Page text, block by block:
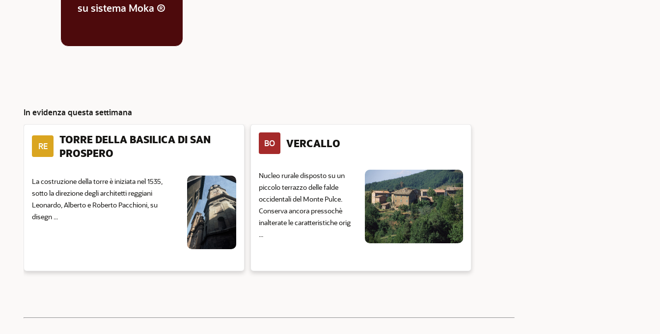
su sistema Moka ®
In evidenza questa settimana
RE
TORRE DELLA BASILICA DI SAN
PROSPERO
La costruzione della torre è iniziata nel 1535,
sotto la direzione degli architetti reggiani
Leonardo, Alberto e Roberto Pacchioni, su
disegn ...
BO VERCALLO
Nucleo rurale disposto su un
piccolo terrazzo delle falde
occidentali del Monte Pulce.
Conserva ancora pressochè
inalterate le caratteristiche orig
...